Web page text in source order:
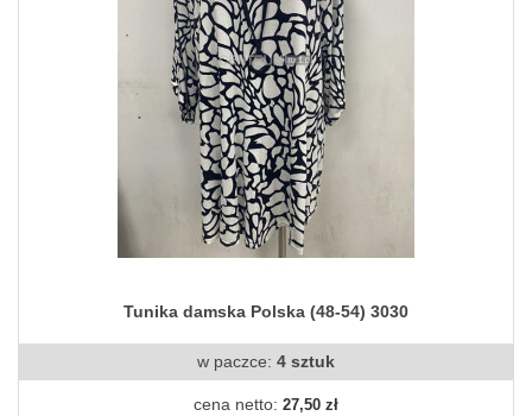
Tunika damska Polska (48-54) 3030
w paczce: 4 sztuk
cena netto: 27,50 zł